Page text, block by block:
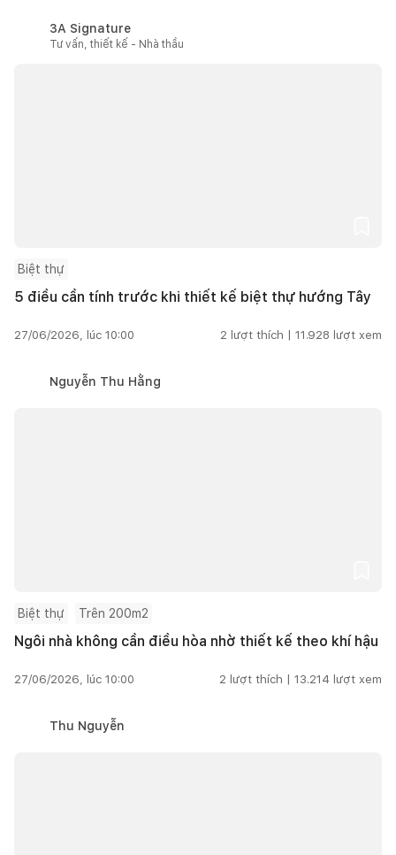
3A Signature
Tư vấn, thiết kế - Nhà thầu
Biệt thự
5 điều cần tính trước khi thiết kế biệt thự hướng Tây
27/06/2026, lúc 10:00 2 lượt thích | 11.928 lượt xem
Nguyễn Thu Hằng
Biệt thự Trên 200m2
Ngôi nhà không cần điều hòa nhờ thiết kế theo khí hậu
27/06/2026, lúc 10:00 2 lượt thích | 13.214 lượt xem
Thu Nguyễn